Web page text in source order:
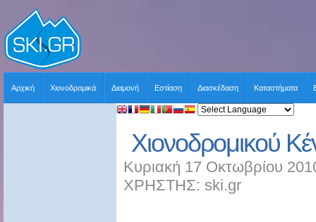
Αρχική Χιονοδρομικά Διαμονή Εστίαση Διασκέδαση Καταστήματα
Χιονοδρομικού
Κυριακή 17 Οκτωβρίου
ΧΡΗΣΤΗΣ: ski.gr